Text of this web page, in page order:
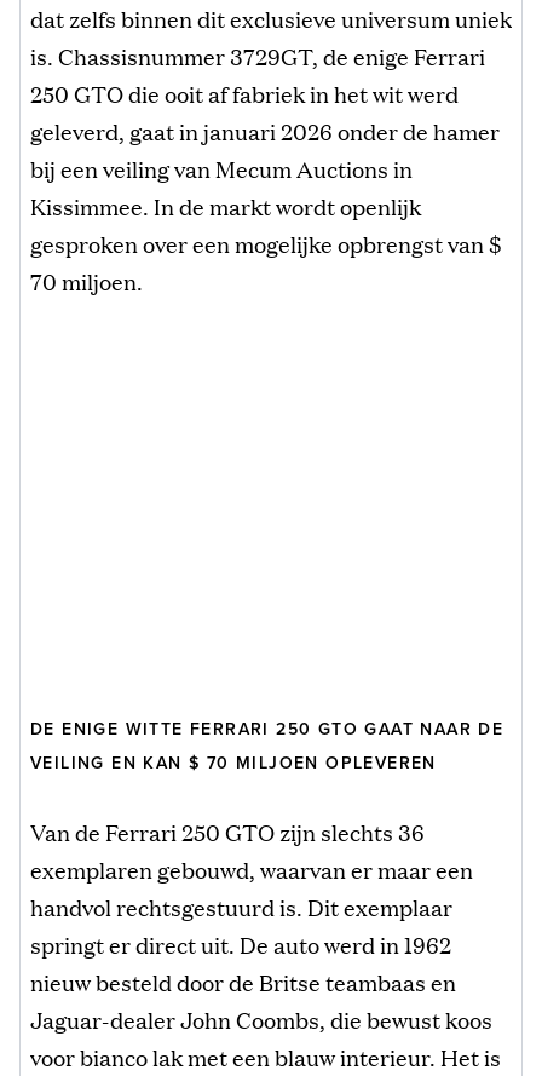
dat zelfs binnen dit exclusieve universum uniek
is. Chassisnummer 3729GT, de enige Ferrari
250 GTO die ooit af fabriek in het wit werd
geleverd, gaat in januari 2026 onder de hamer
bij een veiling van Mecum Auctions in
Kissimmee. In de markt wordt openlijk
gesproken over een mogelijke opbrengst van $
70 miljoen.
DE ENIGE WITTE FERRARI 250 GTO GAAT NAAR DE
VEILING EN KAN $ 70 MILJOEN OPLEVEREN
Van de Ferrari 250 GTO zijn slechts 36
exemplaren gebouwd, waarvan er maar een
handvol rechtsgestuurd is. Dit exemplaar
springt er direct uit. De auto werd in 1962
nieuw besteld door de Britse teambaas en
Jaguar-dealer John Coombs, die bewust koos
voor bianco lak met een blauw interieur. Het is